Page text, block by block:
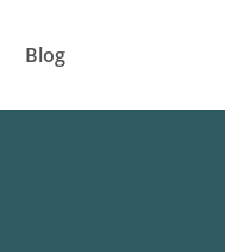
Blog